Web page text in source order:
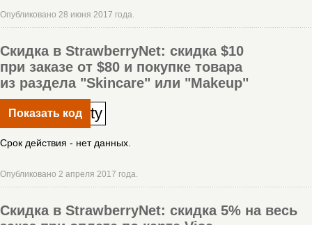
Опубликовано 28 июня 2017 года.
Скидка в StrawberryNet: скидка $10
при заказе от $80 и покупке товара
из раздела "Skincare" или "Makeup"
Показать код ty
Срок действия - нет данных.
Опубликовано 2 апреля 2017 года.
Скидка в StrawberryNet: скидка 5% на весь